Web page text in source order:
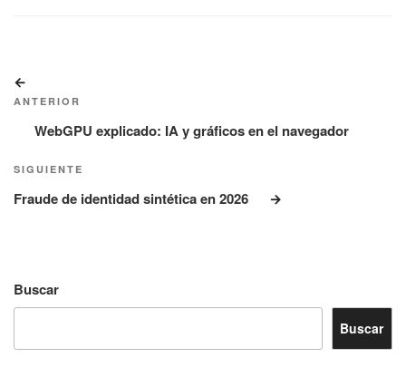
de
entradas
anterior:
ANTERIOR
WebGPU explicado: IA y gráficos en el navegador
Siguiente
entrada
SIGUIENTE
Fraude de identidad sintética en 2026
Buscar
Buscar